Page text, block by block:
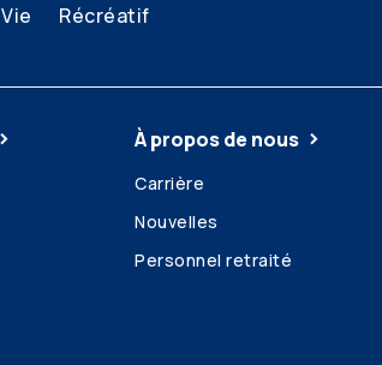
Vie Récréatif
À propos de nous
Carrière
Nouvelles
Personnel retraité